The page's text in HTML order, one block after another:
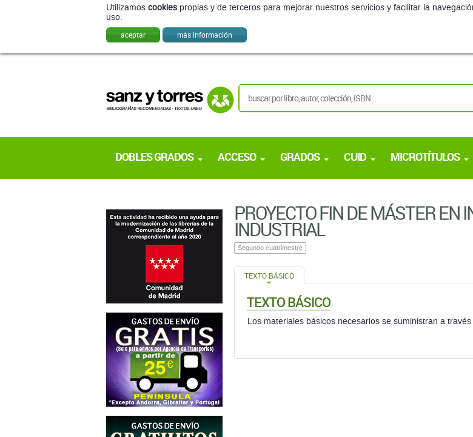
Utilizamos cookies propias y de terceros para mejorar nuestros servicios y facilitar la
uso.
aceptar más información
DOBLES GRADOS ACCESO GRADOS CUID MICROTÍTULOS
PROYECTO FIN DE MÁSTER EN
INDUSTRIAL
Segundo cuatrimestre
TEXTO BÁSICO
TEXTO BÁSICO
Los materiales básicos necesarios se suministran a